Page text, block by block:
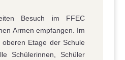
Besuch im FFEC
Armen empfangen. Im
Etage der Schule
Schülerinnen, Schüler